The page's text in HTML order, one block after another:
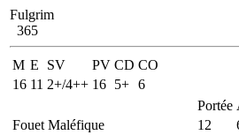
Fulgrim
365
M E SV PV CD CO
16 11 2+/4++ 16 5+ 6
Portée
Fouet Maléfique
12